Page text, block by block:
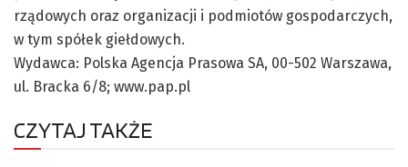
rządowych oraz organizacji i podmiotów gospodarczych,
w tym spółek giełdowych.
Wydawca: Polska Agencja Prasowa SA, 00-502 Warszawa,
ul. Bracka 6/8; www.pap.pl
CZYTAJ TAKŻE